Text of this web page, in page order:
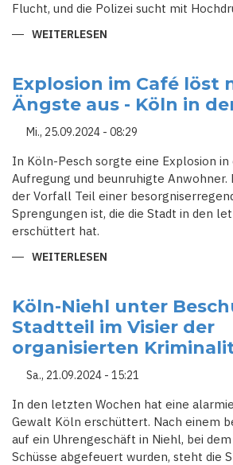
Flucht, und die Polizei sucht mit
WEITERLESEN
TÄTER
NACH
BAR-
SCHIESSEREI W
UF D
LUCHT
Explosion im Café löst
Ängste aus - Köln in
Mi., 25.09.2024 - 08:29
In Köln-Pesch sorgte eine Explosion
Aufregung und beunruhigte Anwohner.
der Vorfall Teil einer
Sprengungen ist, die die Stadt in den
erschüttert hat.
WEITERLESEN
LÖST
NEUE
ÄNGSTE
AUS
-
KÖLN
IN
DER
Köln-Niehl unter
Stadtteil im Visier der
organisierten
Sa., 21.09.2024 - 15:21
In den letzten Wochen hat eine
Gewalt Köln erschüttert. Nach einem
auf ein Uhrengeschäft in Niehl, bei
Schüsse abgefeuert wurden, steht die